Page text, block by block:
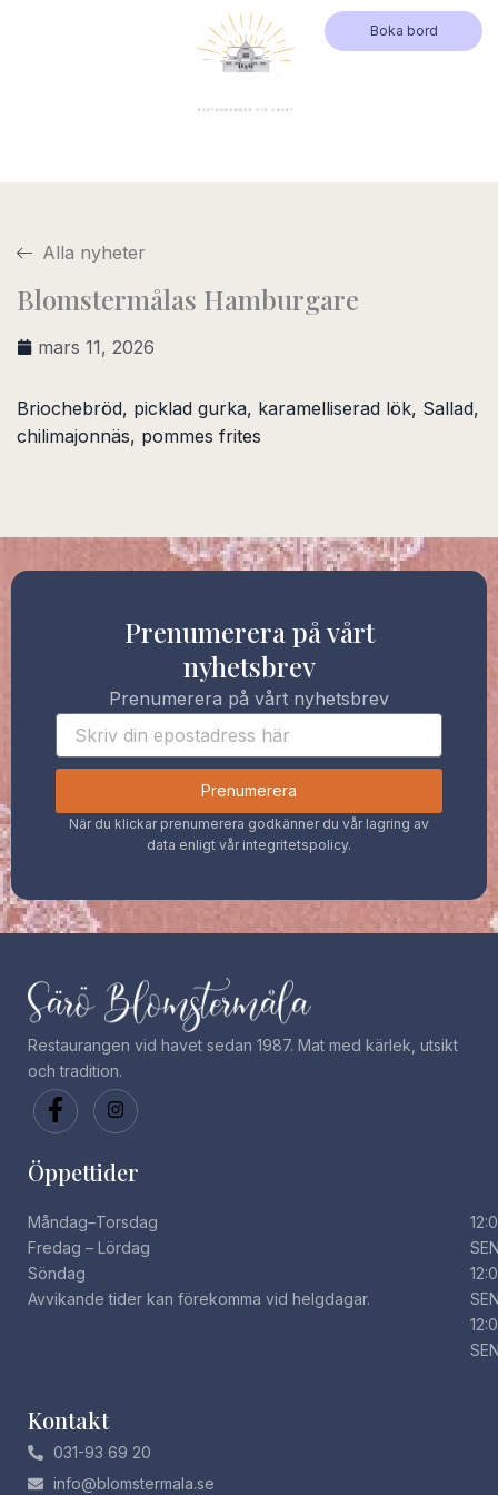
Boka bord
Alla nyheter
Blomstermålas Hamburgare
mars 11, 2026
Briochebröd, picklad gurka, karamelliserad lök, Sallad,
chilimajonnäs, pommes frites
Prenumerera på vårt
nyhetsbrev
Prenumerera på vårt nyhetsbrev
Prenumerera
När du klickar prenumerera godkänner du vår lagring av
data enligt vår integritetspolicy.
Restaurangen vid havet sedan 1987. Mat med kärlek, utsikt
och tradition.
Öppettider
Måndag–Torsdag
Fredag – Lördag
Söndag
Avvikande tider kan förekomma vid helgdagar.
Kontakt
031-93 69 20
info@blomstermala.se